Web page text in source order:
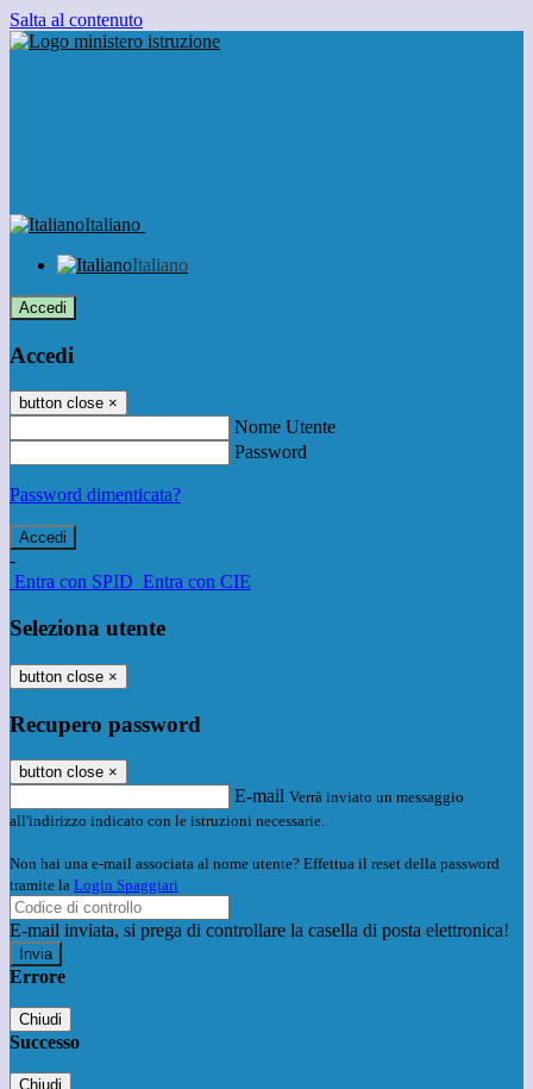
Salta al contenuto
Italiano
Italiano
Accedi
Accedi
button close ×
Nome Utente
Password
Password dimenticata?
-
Entra con SPID Entra con CIE
Seleziona utente
button close ×
Recupero password
button close ×
E-mail Verrà inviato un messaggio
all'indirizzo indicato con le istruzioni necessarie.
Non hai una e-mail associata al nome utente? Effettua il reset della password
tramite la Login Spaggiari
E-mail inviata, si prega di controllare la casella di posta elettronica!
Errore
Chiudi
Successo
Chiudi